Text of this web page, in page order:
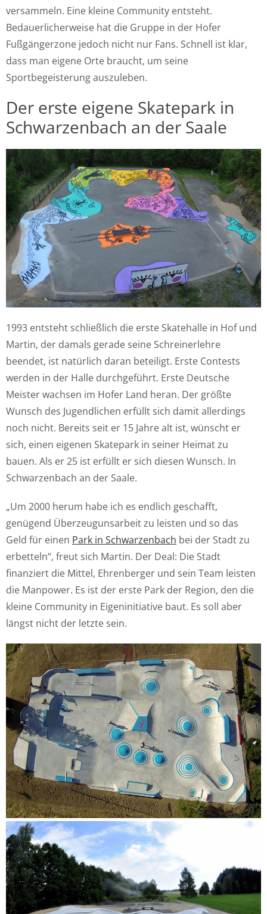
versammeln. Eine kleine Community entsteht.
Bedauerlicherweise hat die Gruppe in der Hofer
Fußgängerzone jedoch nicht nur Fans. Schnell ist klar,
dass man eigene Orte braucht, um seine
Sportbegeisterung auszuleben.
Der erste eigene Skatepark in
Schwarzenbach an der Saale
1993 entsteht schließlich die erste Skatehalle in Hof und
Martin, der damals gerade seine Schreinerlehre
beendet, ist natürlich daran beteiligt. Erste Contests
werden in der Halle durchgeführt. Erste Deutsche
Meister wachsen im Hofer Land heran. Der größte
Wunsch des Jugendlichen erfüllt sich damit allerdings
noch nicht. Bereits seit er 15 Jahre alt ist, wünscht er
sich, einen eigenen Skatepark in seiner Heimat zu
bauen. Als er 25 ist erfüllt er sich diesen Wunsch. In
Schwarzenbach an der Saale.
„Um 2000 herum habe ich es endlich geschafft,
genügend Überzeugunsarbeit zu leisten und so das
Geld für einen Park in Schwarzenbach bei der Stadt zu
erbetteln“, freut sich Martin. Der Deal: Die Stadt
finanziert die Mittel, Ehrenberger und sein Team leisten
die Manpower. Es ist der erste Park der Region, den die
kleine Community in Eigeninitiative baut. Es soll aber
längst nicht der letzte sein.